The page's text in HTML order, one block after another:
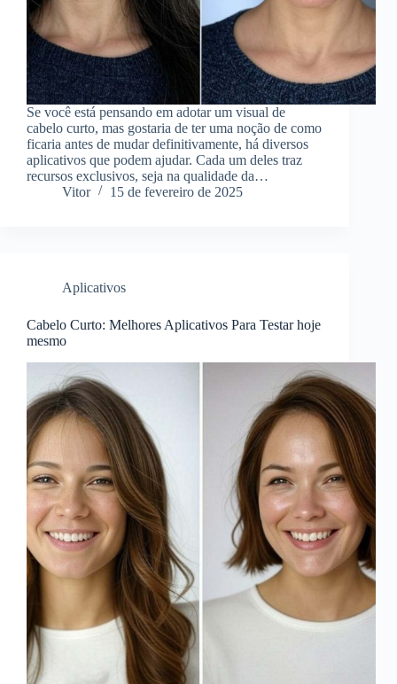
Se você está pensando em adotar um visual de
cabelo curto, mas gostaria de ter uma noção de como
ficaria antes de mudar definitivamente, há diversos
aplicativos que podem ajudar. Cada um deles traz
recursos exclusivos, seja na qualidade da…
Vitor
15 de fevereiro de 2025
Aplicativos
Cabelo Curto: Melhores Aplicativos Para Testar hoje
mesmo